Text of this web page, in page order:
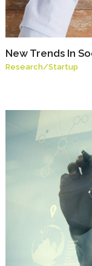
New Trends In
Research/Startup